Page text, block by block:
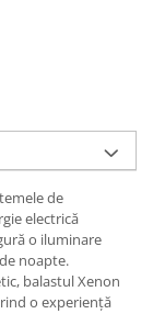
de
electrică
o iluminare
noapte.
balastul Xenon
o experiență